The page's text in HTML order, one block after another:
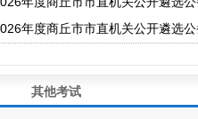
年度商丘市市直机关公开遴选
其他考试